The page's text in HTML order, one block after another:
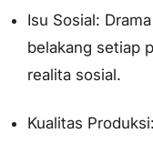
Isu Sosial:
belakang setiap
realita sosial.
Kualitas